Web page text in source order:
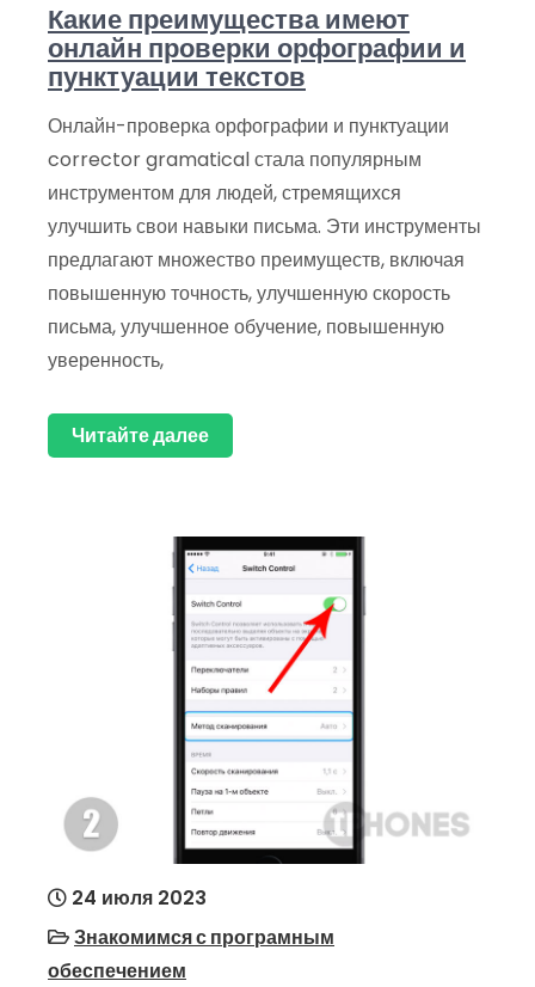
Какие преимущества имеют
онлайн проверки орфографии и
пунктуации текстов
Онлайн-проверка орфографии и пунктуации
corrector gramatical стала популярным
инструментом для людей, стремящихся
улучшить свои навыки письма. Эти инструменты
предлагают множество преимуществ, включая
повышенную точность, улучшенную скорость
письма, улучшенное обучение, повышенную
уверенность,
Читайте далее
24 июля 2023
Знакомимся с програмным
обеспечением